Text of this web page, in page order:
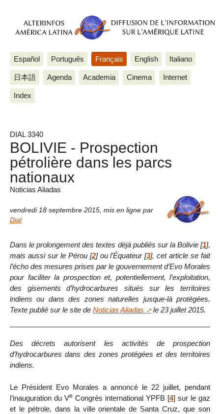
Español Português Français English Italiano
日本語 Agenda Academia Cinema Internet
Index
DIAL 3340
BOLIVIE - Prospection
pétrolière dans les parcs
nationaux
Noticias Aliadas
vendredi 18 septembre 2015 mis en ligne par
Dial
Dans le prolongement des textes déjà publiés sur la Bolivie[1],
mais aussi sur le Pérou[2]ou l’Équateur[3], cet article se fait
l’écho des mesures prises par le gouvernement d’Evo Morales
pour faciliter la prospection et, potentiellement, l’exploitation,
des gisements d’hydrocarbures situés sur les territoires
indiens ou dans des zones naturelles jusque-là protégées.
Texte publié sur le site de Noticias Aliadas le 23 juillet 2015.
Des décrets autorisent les activités de prospection
d’hydrocarbures dans des zones protégées et des territoires
indiens.
Le Président Evo Morales a annoncé le 22 juillet, pendant
l’inauguration du Ve Congrès international YPFB [4] sur le gaz
et le pétrole, dans la ville orientale de Santa Cruz, que son